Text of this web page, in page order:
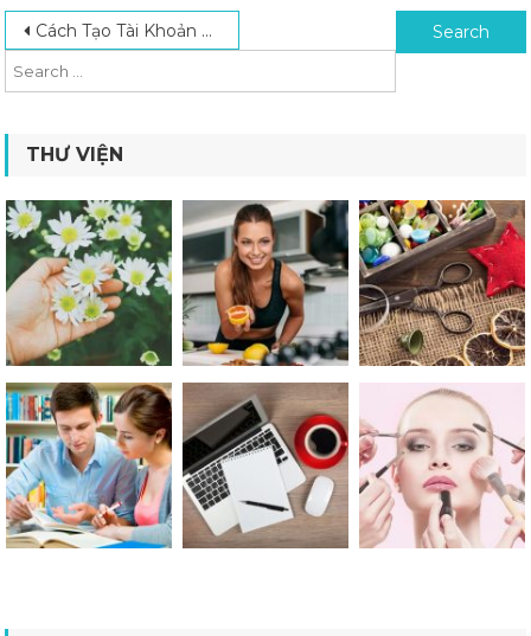
Post navigation
Cách Tạo Tài Khoản Alipay Nhanh Chóng Trên Máy Tính Và Điện Thoại Search for:
THƯ VIỆN